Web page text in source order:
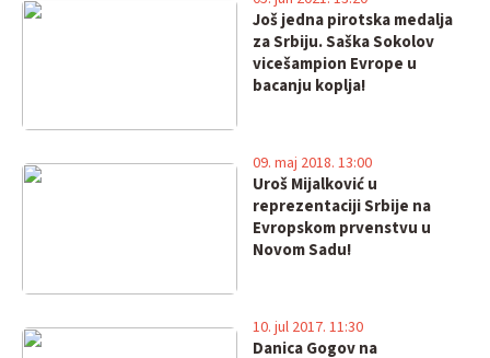
Još jedna pirotska medalja
za Srbiju. Saška Sokolov
vicešampion Evrope u
bacanju koplja!
Uroš Mijalković u
reprezentaciji Srbije na
Evropskom prvenstvu u
Novom Sadu!
09. maj 2018. 13:00
Danica Gogov na
10. jul 2017. 11:30